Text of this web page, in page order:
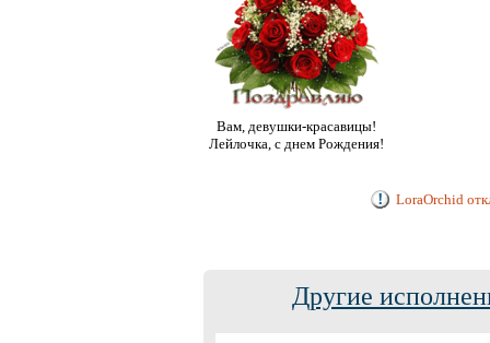
Вам, девушки-красавицы!
Лейлочка, с днем Рождения!
LoraOrchid
Другие